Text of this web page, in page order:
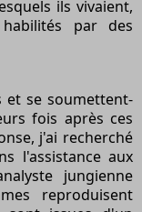
ils vivaient,
par des
et se soumettent-
fois après ces
j'ai recherché
l'assistance aux
jungienne
reproduisent